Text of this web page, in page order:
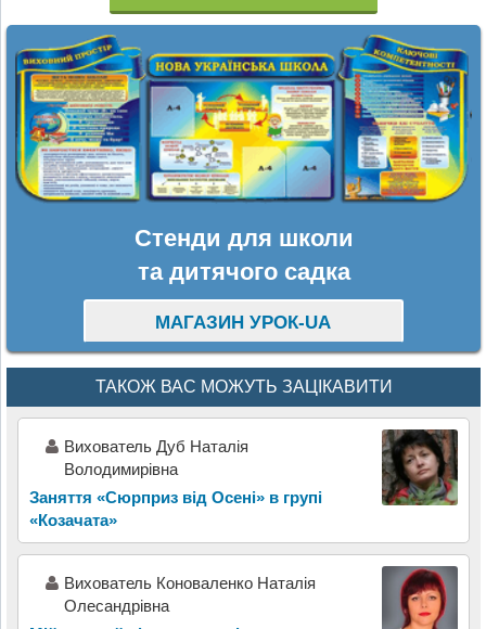
Стенди для школи
та дитячого садка
МАГАЗИН УРОК-UA
ТАКОЖ ВАС МОЖУТЬ ЗАЦІКАВИТИ
Вихователь Дуб Наталія
Володимирівна
Заняття «Сюрприз від Осені» в групі
«Козачата»
Вихователь Коноваленко Наталія
Олесандрівна